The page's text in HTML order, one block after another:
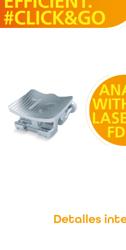
Detalles